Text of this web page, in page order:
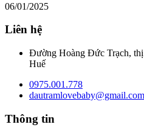
06/01/2025
Liên hệ
Đường Hoàng Đức Trạch,
Huế
0975.001.778
dautramlovebaby@gmail.com
Thông tin